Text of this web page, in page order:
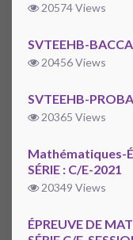
20574 Views
SVTEEHB-
20456 Views
SVTEEHB-
20365 Views
Mathématiques-
SÉRIE : C/E-2021
20349 Views
ÉPREUVE DE